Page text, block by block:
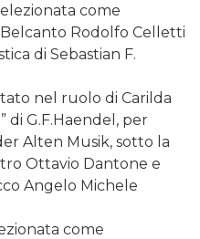
come
Rodolfo Celletti
di Sebastian F.
nel ruolo di Carilda
di G.F.Haendel, per
Alten Musik, sotto la
Ottavio Dantone e
Angelo Michele
come